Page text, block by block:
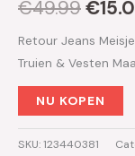
€49.99€
Retour Jeans
Truien & Vesten
NU KOPEN
SKU:123440381